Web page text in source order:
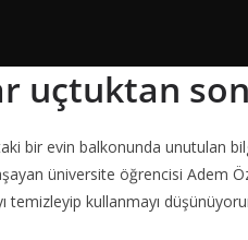
uçtuktan
bir evin balkonunda unutulan
üniversite öğrencisi Adem
temizleyip kullanmayı